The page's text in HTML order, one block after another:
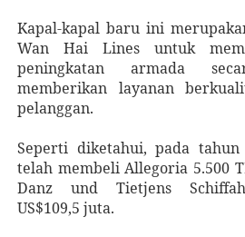
Kapal-kapal baru ini
Wan Hai Lines untuk
peningkatan armada
memberikan layanan
pelanggan.
Seperti diketahui, pada
telah membeli Allegoria 5.500
Danz und Tietjens
US$109,5 juta.